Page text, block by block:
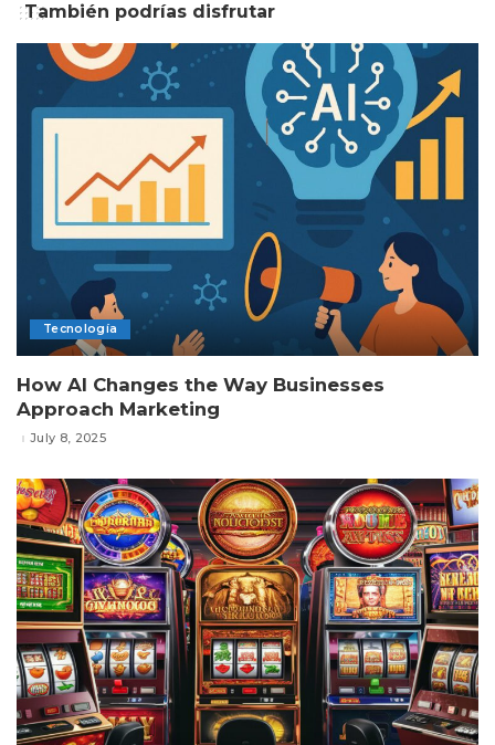
También podrías disfrutar
Tecnología
How AI Changes the Way Businesses
Approach Marketing
July 8, 2025